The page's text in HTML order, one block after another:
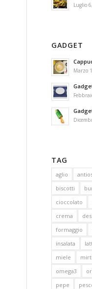
Luglio
GADGET
Marzo
TAG
aglio
biscotti
cioccolato
crema
formaggio
insalata
miele
omega3
pepe